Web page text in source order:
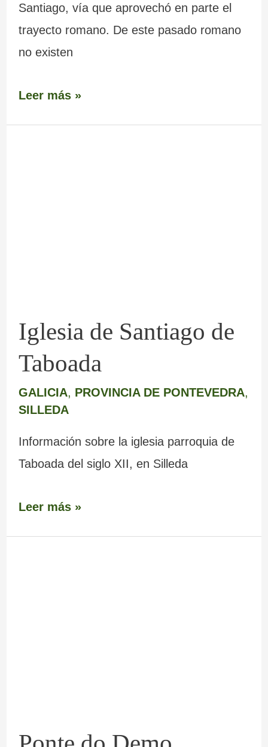
Santiago, vía que aprovechó en parte el
trayecto romano. De este pasado romano
no existen
Leer más »
Iglesia de Santiago de
Taboada
GALICIA, PROVINCIA DE PONTEVEDRA,
SILLEDA
Información sobre la iglesia parroquia de
Taboada del siglo XII, en Silleda
Leer más »